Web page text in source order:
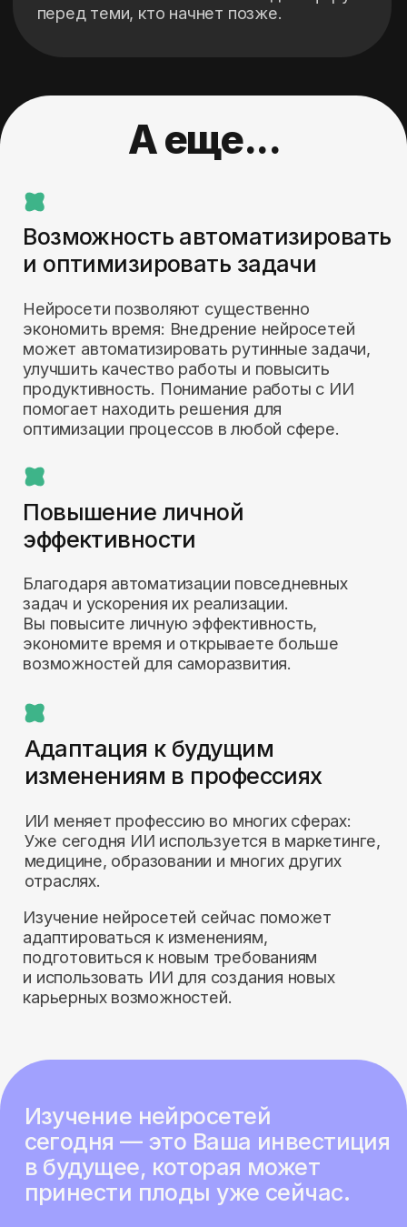
(Программа мастер-класса)
Сформируете пошаговый план
по внедрению нейро ассистентов
Разберетесь в плюсах минусах
Изучите стратегии заработка на ИИ
и первого касания до ТЗ,
реализации и сдачи проекта)
Разберем на практике, как
Создадим в прямом эфире
Определим список нейросетей,
которые нужны веб-дизайнеру для
работы со всеми этапами проекта
День 2
Учимся реализовывать задачи
с помощью ИИ на примере
веб-дизайна
Покажем, как внедрять ИИ для
любой профессии
Узнаете, какие задачи можно
решать с помощью AI сегодня
и другими проектами по всему миру
Обладательница более 20 дизайнерских
наград (в т. ч 6 Awwards Honorable
Mention)
100+ раз студенты Ани попадали в Made
on Tilda — подборку лучших сайтов
Основательница школы дизайна Citadel
Автор
мастер-класса